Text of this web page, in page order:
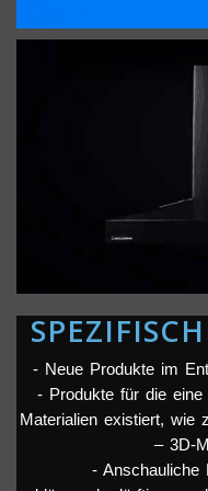
- Neue Produkte im
- Produkte für die
Materialien existiert, wie
– 3D-
- Anschauliche